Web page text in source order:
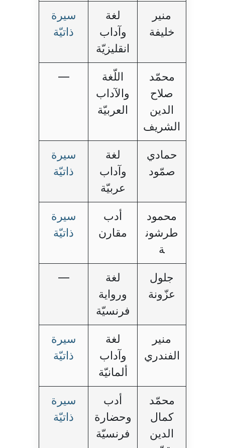
منير
خليفة
لغة
وآداب
انقليزيّة
سيرة
ذاتيّة
محمّد
صلاح
الدين
الشريف
اللّغة
والآداب
العربيّة
—
حمادي
صمّود
لغة
وآداب
عربيّة
سيرة
ذاتيّة
محمود
طرشون
ة
أدب
مقارن
سيرة
ذاتيّة
جلول
عزّونة
لغة
ورواية
فرنسيّة
—
منير
الفندري
لغة
وآداب
ألمانيّة
سيرة
ذاتيّة
محمّد
كمال
الدين
أدب
وحضارة
فرنسيّة
سيرة
ذاتيّة